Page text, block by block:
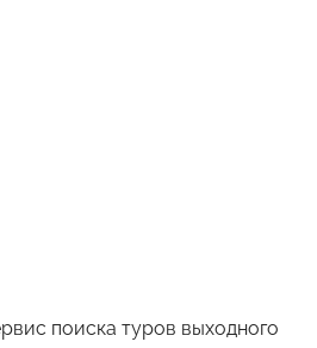
поиска туров выходного